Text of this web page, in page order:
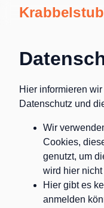
Hier informieren
Datenschutz und
Wir
Cookies,
genutzt, um
wird hier nicht
Hier gibt es
anmelden